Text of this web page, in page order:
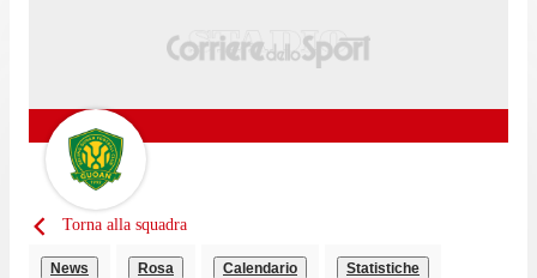
Torna alla squadra
News Rosa Calendario Statistiche